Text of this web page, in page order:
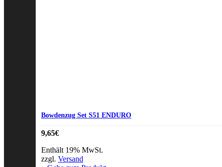
Bowdenzug Set S51 ENDURO
9,65€
Enthält 19% MwSt.
zzgl. Versand